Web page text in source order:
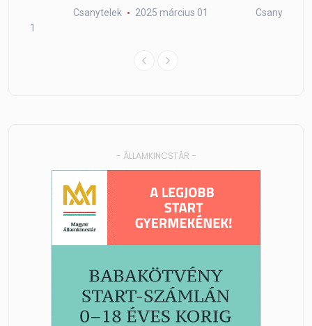
01
Csanytelek 2025 március 01 Csanytelek
- ÁLLAMKINCSTÁR -